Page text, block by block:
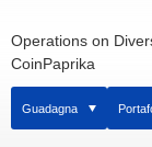
Operations on
CoinPaprika
Guadagna